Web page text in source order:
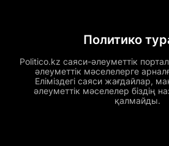
Политико
Politico.kz саяси-әлеуметтік
әлеуметтік мәселелерге
Еліміздегі саяси жағдайлар,
әлеуметтік мәселелер біздің
қалмайды.